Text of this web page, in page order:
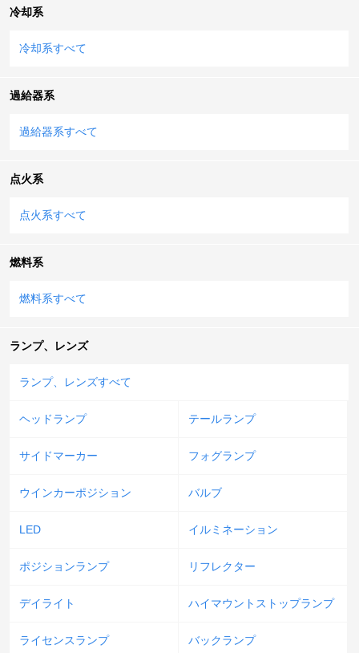
冷却系
冷却系すべて
過給器系
過給器系すべて
点火系
点火系すべて
燃料系
燃料系すべて
ランプ、レンズ
ランプ、レンズすべて
ヘッドランプ テールランプ
サイドマーカー フォグランプ
ウインカーポジション バルブ
LED イルミネーション
ポジションランプ リフレクター
デイライト ハイマウントストップランプ
ライセンスランプ バックランプ